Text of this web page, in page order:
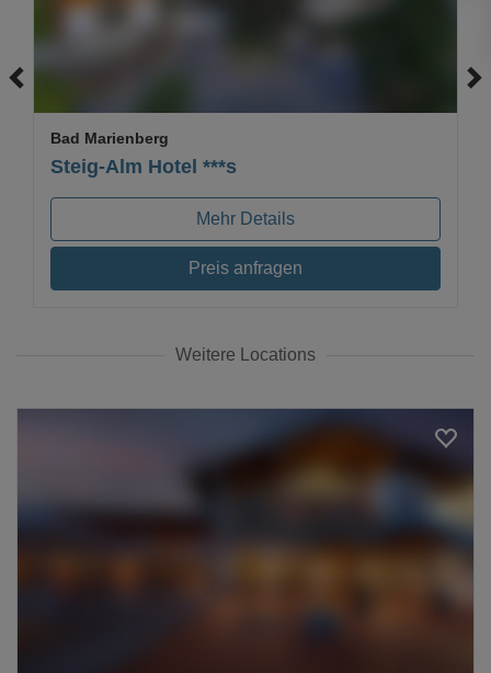
Steig-Alm Hotel ***s
Bad Marienberg
Mehr Details
Preis anfragen
Weitere Locations